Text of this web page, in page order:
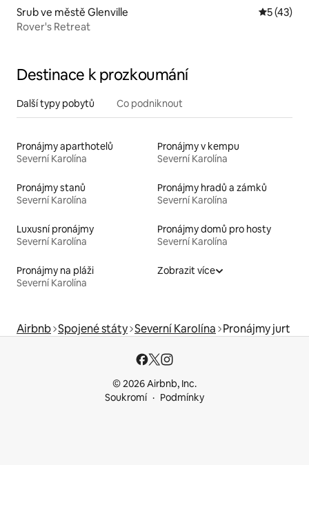
Srub ve městě Glenville Průměrné
5 (43)
Rover's Retreat
Destinace k prozkoumání
Další typy pobytů Co podniknout
Pronájmy aparthotelů
Severní Karolína
Pronájmy v kempu
Severní Karolína
Pronájmy stanů
Severní Karolína
Pronájmy hradů a zámků
Severní Karolína
Luxusní pronájmy
Severní Karolína
Pronájmy domů pro hosty
Severní Karolína
Pronájmy na pláži
Severní Karolína
Zobrazit více
Airbnb Spojené státy Severní Karolína Pronájmy jurt
© 2026 Airbnb, Inc.
Soukromí
Podmínky